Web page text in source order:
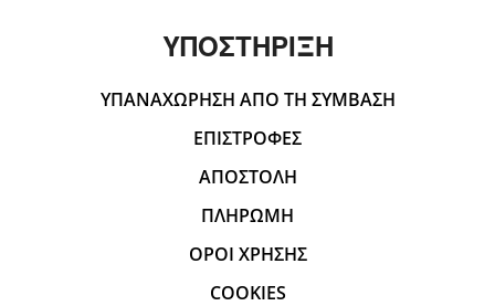
ΥΠΟΣΤΗΡΙΞΗ
ΥΠΑΝΑΧΩΡΗΣΗ ΑΠΟ ΤΗ ΣΥΜΒΑΣΗ
ΕΠΙΣΤΡΟΦΕΣ
ΑΠΟΣΤΟΛΗ
ΠΛΗΡΩΜΗ
ΟΡΟΙ ΧΡΗΣΗΣ
COOKIES